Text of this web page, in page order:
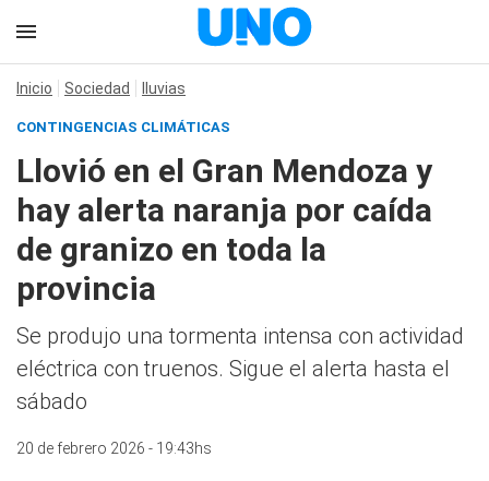
Inicio Sociedad lluvias
CONTINGENCIAS CLIMÁTICAS
Llovió en el Gran Mendoza y
hay alerta naranja por caída
de granizo en toda la
provincia
Se produjo una tormenta intensa con actividad
eléctrica con truenos. Sigue el alerta hasta el
sábado
20 de febrero 2026 - 19:43hs